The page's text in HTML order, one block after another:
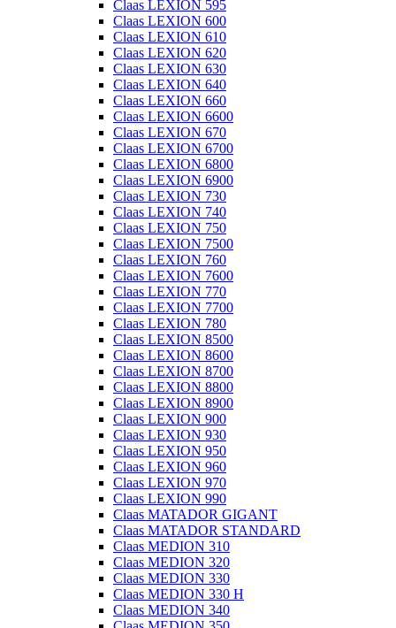
Claas LEXION 595
Claas LEXION 600
Claas LEXION 610
Claas LEXION 620
Claas LEXION 630
Claas LEXION 640
Claas LEXION 660
Claas LEXION 6600
Claas LEXION 670
Claas LEXION 6700
Claas LEXION 6800
Claas LEXION 6900
Claas LEXION 730
Claas LEXION 740
Claas LEXION 750
Claas LEXION 7500
Claas LEXION 760
Claas LEXION 7600
Claas LEXION 770
Claas LEXION 7700
Claas LEXION 780
Claas LEXION 8500
Claas LEXION 8600
Claas LEXION 8700
Claas LEXION 8800
Claas LEXION 8900
Claas LEXION 900
Claas LEXION 930
Claas LEXION 950
Claas LEXION 960
Claas LEXION 970
Claas LEXION 990
Claas MATADOR GIGANT
Claas MATADOR STANDARD
Claas MEDION 310
Claas MEDION 320
Claas MEDION 330
Claas MEDION 330 H
Claas MEDION 340